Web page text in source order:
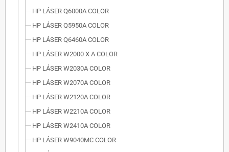
HP LÁSER Q6000A COLOR
HP LÁSER Q5950A COLOR
HP LÁSER Q6460A COLOR
HP LÁSER W2000 X A COLOR
HP LÁSER W2030A COLOR
HP LÁSER W2070A COLOR
HP LÁSER W2120A COLOR
HP LÁSER W2210A COLOR
HP LÁSER W2410A COLOR
HP LÁSER W9040MC COLOR